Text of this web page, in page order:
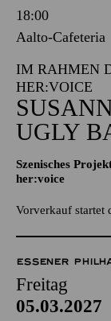
Freitag
05.03.2027
18:00
Aalto-Cafeteria
IM RAHMEN
HER:VOICE
UGLY
Szenisches
Vorverkauf startet
ESSENER